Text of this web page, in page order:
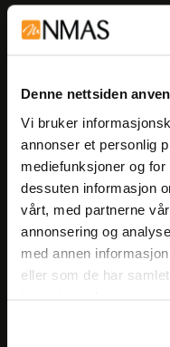
Denne nettsiden
Vi bruker
annonser et personlig
mediefunksjoner og
dessuten informasjon
vårt, med partnerne
annonsering og
med annen
eller som de har
Få informasjon
arrangementer
Meld på